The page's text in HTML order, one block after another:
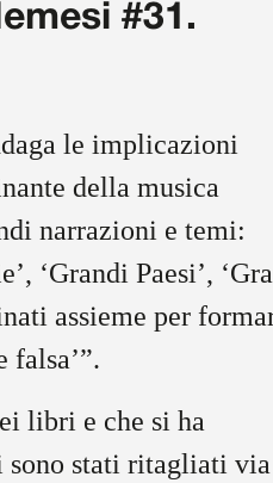
#31.
le implicazioni
della musica
narrazioni e temi:
‘Grandi Paesi’,
assieme per
libri e che si ha
sono stati ritagliati